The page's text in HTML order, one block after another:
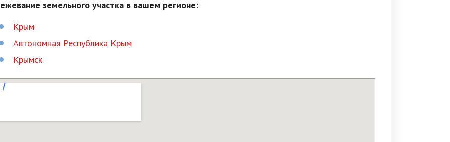
земельного участка в вашем регионе:
Крым
Автономная Республика Крым
Крымск